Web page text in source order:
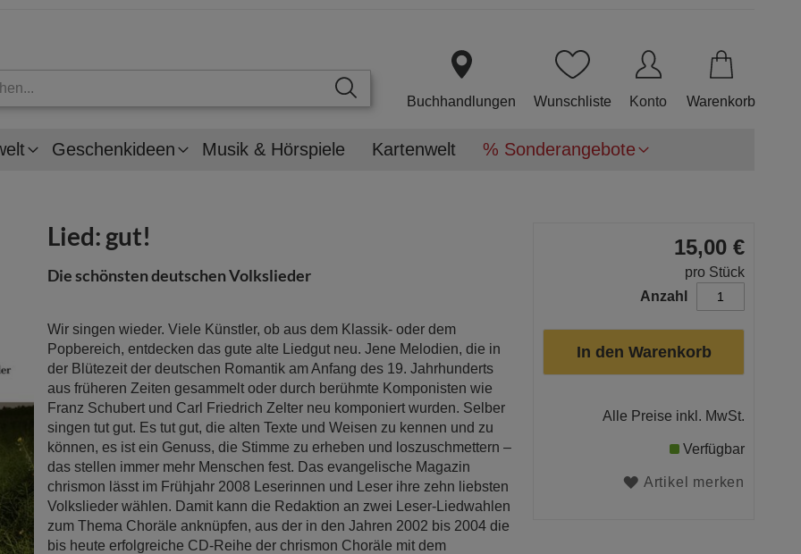
Buchhandlungen Wunschliste Konto Warenkorb
Geschenkideen Musik & Hörspiele Kartenwelt % Sonderangebote
Lied: gut!
Die schönsten deutschen Volkslieder
Wir singen wieder. Viele Künstler, ob aus dem Klassik- oder dem
Popbereich, entdecken das gute alte Liedgut neu. Jene Melodien, die in
der Blütezeit der deutschen Romantik am Anfang des 19. Jahrhunderts
aus früheren Zeiten gesammelt oder durch berühmte Komponisten wie
Franz Schubert und Carl Friedrich Zelter neu komponiert wurden. Selber
singen tut gut. Es tut gut, die alten Texte und Weisen zu kennen und zu
können, es ist ein Genuss, die Stimme zu erheben und loszuschmettern –
das stellen immer mehr Menschen fest. Das evangelische Magazin
chrismon lässt im Frühjahr 2008 Leserinnen und Leser ihre zehn liebsten
Volkslieder wählen. Damit kann die Redaktion an zwei Leser-Liedwahlen
zum Thema Choräle anknüpfen, aus der in den Jahren 2002 bis 2004 die
bis heute erfolgreiche CD-Reihe der chrismon Choräle mit dem
15,00 €
pro Stück
Anzahl
In den Warenkorb
Alle Preise inkl. MwSt.
Verfügbar
Artikel merken